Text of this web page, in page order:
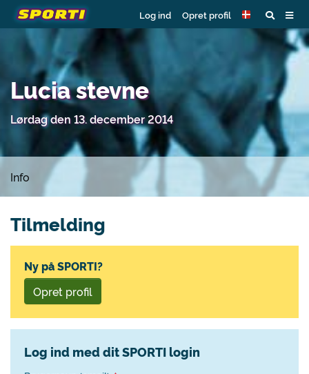
Log ind Opret profil
Lucia stevne
Lørdag den 13. december 2014
Info
Tilmelding
Ny på SPORTI?
Opret profil
Log ind med dit SPORTI login